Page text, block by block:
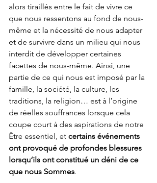
alors tiraillés entre le fait de vivre ce
que nous ressentons au fond de nous-
même et la nécessité de nous adapter
et de survivre dans un milieu qui nous
interdit de développer certaines
facettes de nous-même. Ainsi, une
partie de ce qui nous est imposé par la
famille, la société, la culture, les
traditions, la religion… est à l’origine
de réelles souffrances lorsque cela
coupe court à des aspirations de notre
Être essentiel, et certains événements
ont provoqué de profondes blessures
lorsqu’ils ont constitué un déni de ce
que nous Sommes.